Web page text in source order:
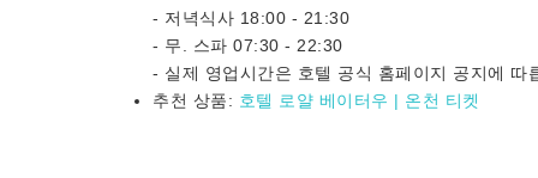
- 저녁식사 18:00 - 21:30
- 무. 스파 07:30 - 22:30
- 실제 영업시간은 호텔 공식 홈페이지 공지에 따
추천 상품: 호텔 로얄 베이터우 | 온천 티켓